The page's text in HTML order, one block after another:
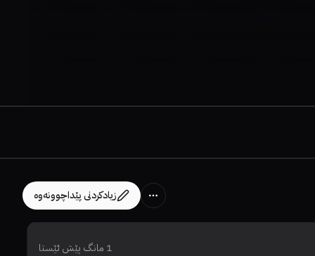
زیادکردنی پێداچوونەوە
1 مانگ پێش ئێستا